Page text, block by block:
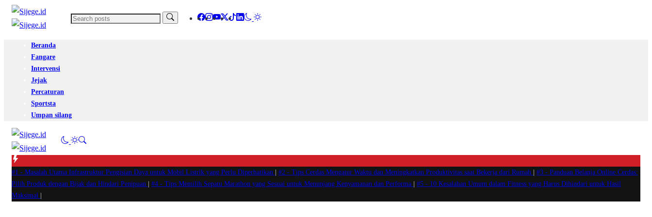
Beranda
Fangare
Intervensi
Jejak
Percaturan
Sportsta
Umpan silang
#1 - Masalah Utama Infrastruktur Pengisian Daya untuk Mobil Listrik yang Perlu Diperhatikan #2 - Tips Cerdas Mengatur Waktu dan Meningkatkan Produktivitas saat Bekerja dari Rumah #3 - Panduan Belanja Online Cerdas:
Pilih Produk dengan Bijak dan Hindari Penipuan
#4 - Tips Memilih Sepatu Marathon yang Sesuai untuk Menunjang Kenyamanan dan Performa #5 - 10 Kesalahan Umum dalam Fitness yang Harus Dihindari untuk Hasil
Maksimal